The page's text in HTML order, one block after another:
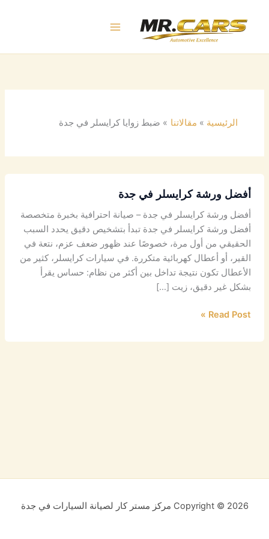
المحتوى
الرئيسية مقالاتنا ضبط زوايا كرايسلر في جدة
أفضل ورشة كرايسلر في جدة
أفضل ورشة كرايسلر في جدة – صيانة احترافية بخبرة متخصصة
أفضل ورشة كرايسلر في جدة تبدأ بتشخيص دقيق يحدد السبب
الحقيقي من أول مرة، خصوصًا عند ظهور ضعف عزم، نتعة في
القير، أو أعطال كهربائية متكررة. في سيارات كرايسلر، كثير من
الأعطال تكون نتيجة تداخل بين أكثر من نظام: حساس يقرأ
بشكل غير دقيق، زيت […]
Read Post »
Copyright © 2026 مركز مستر كار لصيانة السيارات في جدة